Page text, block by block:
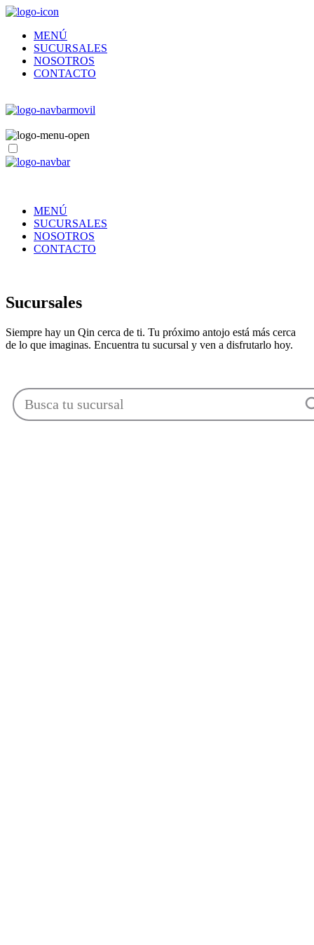
MENÚ
SUCURSALES
NOSOTROS
CONTACTO
MENÚ
SUCURSALES
NOSOTROS
CONTACTO
Sucursales
Siempre hay un Qin cerca de ti. Tu próximo antojo está más cerca
de lo que imaginas. Encuentra tu sucursal y ven a disfrutarlo hoy.